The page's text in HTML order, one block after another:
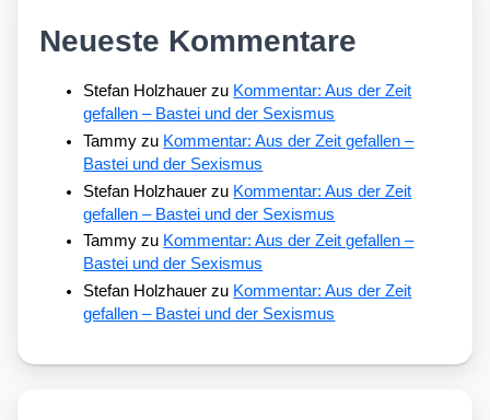
Neueste Kommentare
Stefan Holzhauer zu Kommentar: Aus der Zeit
gefallen – Bastei und der Sexismus
Tammy zu Kommentar: Aus der Zeit gefallen –
Bastei und der Sexismus
Stefan Holzhauer zu Kommentar: Aus der Zeit
gefallen – Bastei und der Sexismus
Tammy zu Kommentar: Aus der Zeit gefallen –
Bastei und der Sexismus
Stefan Holzhauer zu Kommentar: Aus der Zeit
gefallen – Bastei und der Sexismus